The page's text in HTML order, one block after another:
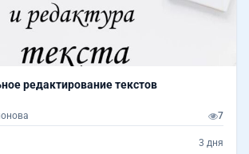
редактирование текстов
7
3 дня